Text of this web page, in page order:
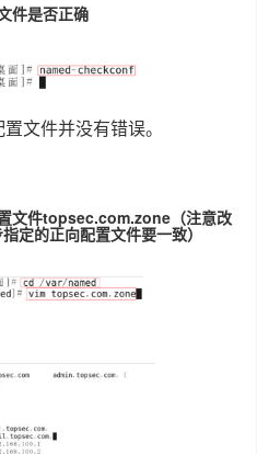
件是否正确
文件并没有错误。
文件topsec.com.zone（注意改
定的正向配置文件要一致）